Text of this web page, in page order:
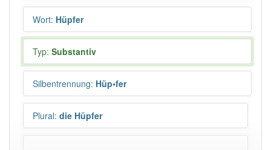
Wort: Hüpfer
Typ: Substantiv
Silbentrennung: Hüp•fer
Plural: die Hüpfer